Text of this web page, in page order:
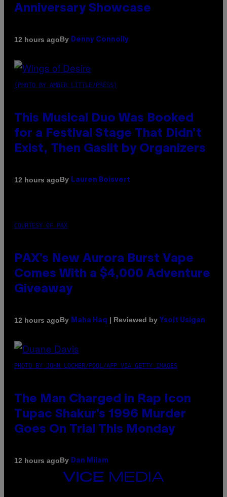
Anniversary Showcase
12 hours agoBy Denny Connolly
(PHOTO BY AMBER LITTLE/PRESS)
This Musical Duo Was Booked
for a Festival Stage That Didn’t
Exist, Then Gaslit by Organizers
12 hours agoBy Lauren Boisvert
COURTESY OF PAX
PAX’s New Aurora Burst Vape
Comes With a $4,000 Adventure
Giveaway
12 hours agoBy Maha Haq | Reviewed by Ysolt Usigan
PHOTO BY JOHN LOCHER/POOL/AFP VIA GETTY IMAGES
The Man Charged in Rap Icon
Tupac Shakur’s 1996 Murder
Goes On Trial This Monday
12 hours agoBy Dan Milam
VICE